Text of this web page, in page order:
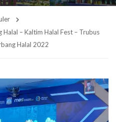
– Kaltim Halal Fest – Trubus
Halal 2022